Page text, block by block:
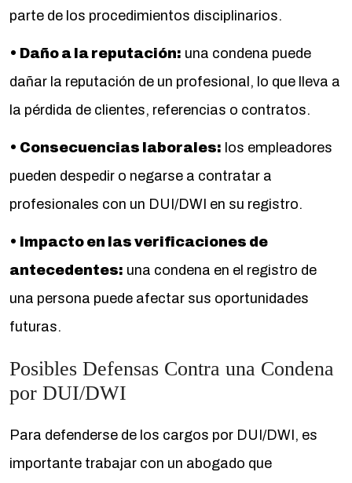
parte de los procedimientos disciplinarios.
• Daño a la reputación: una condena puede
dañar la reputación de un profesional, lo que lleva a
la pérdida de clientes, referencias o contratos.
• Consecuencias laborales: los empleadores
pueden despedir o negarse a contratar a
profesionales con un DUI/DWI en su registro.
• Impacto en las verificaciones de
antecedentes: una condena en el registro de
una persona puede afectar sus oportunidades
futuras.
Posibles Defensas Contra una Condena
por DUI/DWI
Para defenderse de los cargos por DUI/DWI, es
importante trabajar con un abogado que